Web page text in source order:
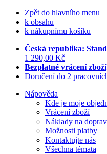
Zpět do hlavního menu
k obsahu
k nákupnímu košíku
Česká republika:
1 290,00 Kč
Bezplatné vrácení zboží
Doručení do 2
Nápověda
Kde je moje
Vrácení zboží
Náklady na
Možnosti platby
Kontaktujte nás
Všechna témata